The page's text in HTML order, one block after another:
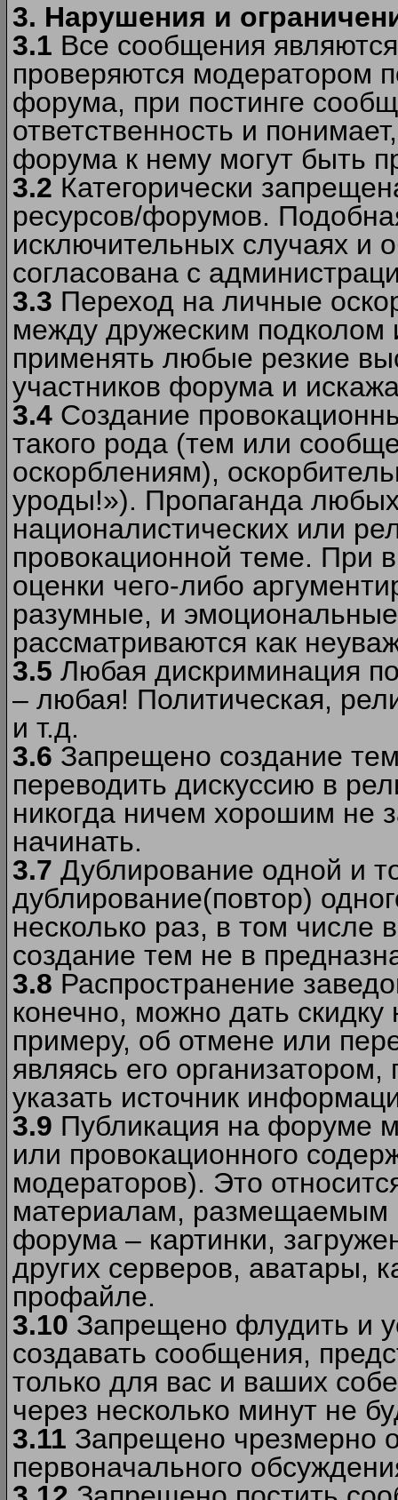
3. Нарушения и
3.1 Все сообщения
проверяются модератором
форума, при постинге
ответственность и
форума к нему могут быть
3.2 Категорически
ресурсов/форумов.
исключительных случаях и
согласована с
3.3 Переход на личные
между дружеским
применять любые резкие
участников форума и
3.4 Создание
такого рода (тем или
оскорблениям),
уроды!»). Пропаганда
националистических или
провокационной теме. При
оценки чего-либо
разумные, и
рассматриваются как
3.5 Любая дискриминация
– любая! Политическая,
и т.д.
3.6 Запрещено создание
переводить дискуссию в
никогда ничем хорошим не
начинать.
3.7 Дублирование одной и
дублирование(повтор)
несколько раз, в том числе
создание тем не в
3.8 Распространение
конечно, можно дать
примеру, об отмене или
являясь его
указать источник
3.9 Публикация на форуме
или провокационного
модераторов). Это
материалам, размещаемым
форума – картинки,
других серверов, аватары,
профайле.
3.10 Запрещено флудить и
создавать сообщения,
только для вас и ваших
через несколько минут не
3.11 Запрещено чрезмерно
первоначального